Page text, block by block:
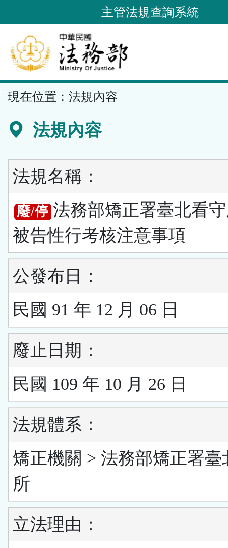
到
要
內
容
區
主管法規查詢系統
現在位置： 法規內容
法規內容
法規名稱：
廢/停 法務部矯正署臺北看
被告性行考核注意事項
公發布日：
民國 91 年 12 月 06 日
廢止日期：
民國 109 年 10 月 26 日
法規體系：
矯正機關 > 法務部矯正署臺
所
立法理由：